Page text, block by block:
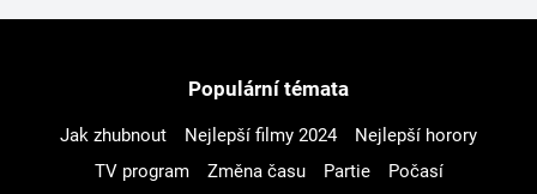
Populární témata
Jak zhubnout Nejlepší filmy 2024
Nejlepší horory
TV program
Změna času Partie
Počasí